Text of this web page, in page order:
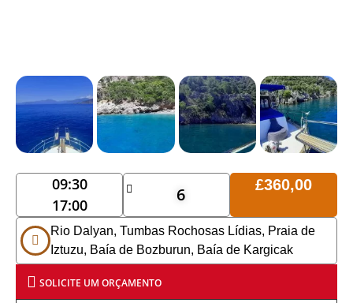
09:30
17:00
6 £360,00
Rio Dalyan, Tumbas Rochosas Lídias, Praia de
Iztuzu, Baía de Bozburun, Baía de Kargicak
SOLICITE UM ORÇAMENTO